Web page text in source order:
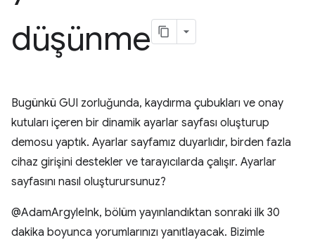
düşünme
Bugünkü GUI zorluğunda, kaydırma çubukları ve onay
kutuları içeren bir dinamik ayarlar sayfası oluşturup
demosu yaptık. Ayarlar sayfamız duyarlıdır, birden fazla
cihaz girişini destekler ve tarayıcılarda çalışır. Ayarlar
sayfasını nasıl oluşturursunuz?
@AdamArgyleInk, bölüm yayınlandıktan sonraki ilk 30
dakika boyunca yorumlarınızı yanıtlayacak. Bizimle